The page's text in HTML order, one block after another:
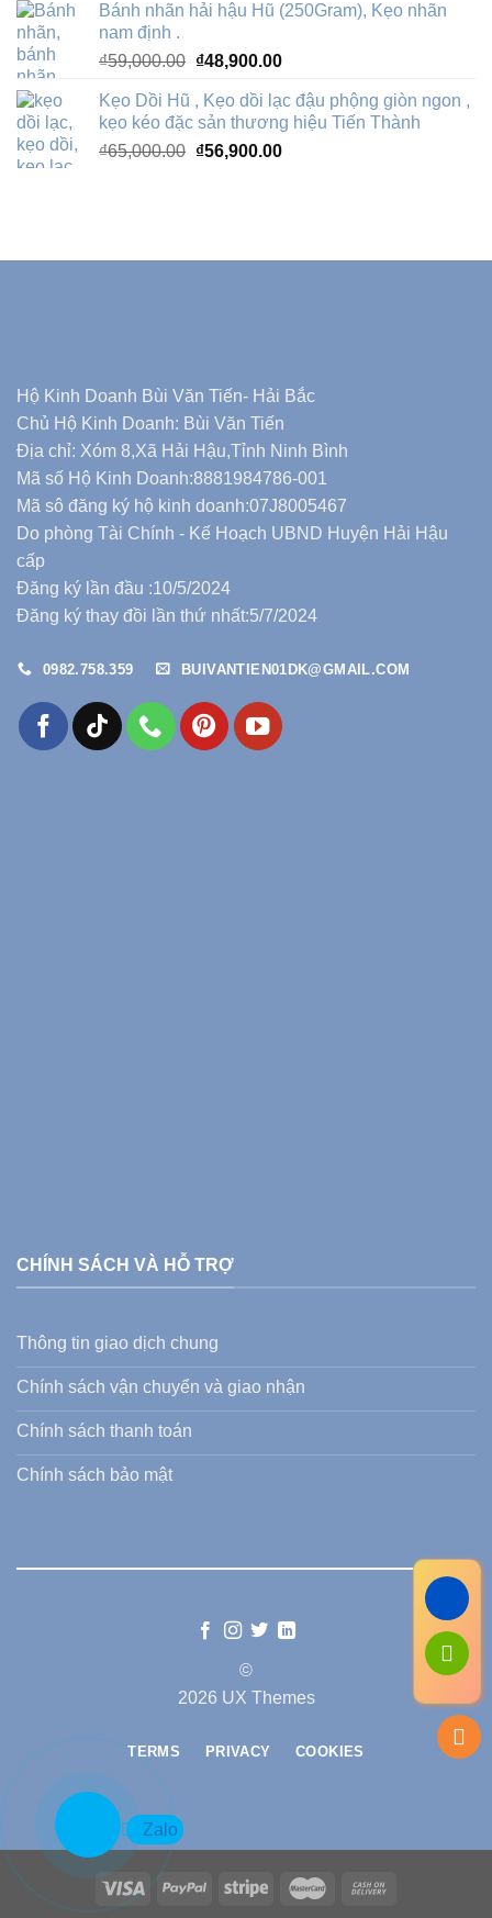
là:
tại
₫38,900.00.
Bánh nhãn hải hậu Hũ (250Gram), Kẹo nhãn
nam định .
₫59,000.00 Giá
là:
₫59,000.00.
₫48,900.00Giá
tại
là:
₫48,900.00.
Kẹo Dồi Hũ , Kẹo dồi lạc đậu phộng giòn ngon ,
kẹo kéo đặc sản thương hiệu Tiến Thành
₫65,000.00 Giá
₫56,900.00Giá
Hộ Kinh Doanh Bùi Văn Tiến- Hải Bắc
Chủ Hộ Kinh Doanh: Bùi Văn Tiến
Địa chỉ: Xóm 8,Xã Hải Hậu,Tỉnh Ninh Bình
Mã số Hộ Kinh Doanh:8881984786-001
Mã sô đăng ký hộ kinh doanh:07J8005467
Do phòng Tài Chính - Kế Hoạch UBND Huyện Hải Hậu
cấp
Đăng ký lần đầu :10/5/2024
Đăng ký thay đồi lần thứ nhất:5/7/2024
0982.758.359 BUIVANTIEN01DK@GMAIL.COM
CHÍNH SÁCH VÀ HỖ TRỢ
Thông tin giao dịch chung
Chính sách vận chuyển và giao nhận
Chính sách thanh toán
Chính sách bảo mật
©
2026 UX Themes
TERMS PRIVACY COOKIES
Zalo